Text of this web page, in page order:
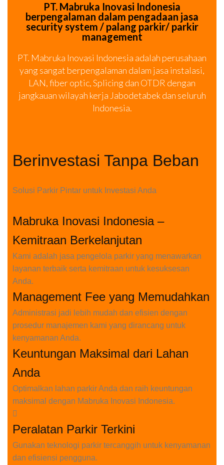
PT. Mabruka Inovasi Indonesia
berpengalaman dalam pengadaan jasa
security system / palang parkir/ parkir
management
PT. Mabruka Inovasi Indonesia adalah perusahaan
yang sangat berpengalaman dalam jasa instalasi,
LAN, fiber optic, Splicing dan OTDR dengan
jangkauan wilayah kerja Jabodetabek dan seluruh
Indonesia.
Berinvestasi Tanpa Beban
Solusi Parkir Pintar untuk Investasi Anda
Mabruka Inovasi Indonesia –
Kemitraan Berkelanjutan
Kami adalah jasa pengelola parkir yang menawarkan
layanan terbaik serta kemitraan untuk kesuksesan
Anda.
Management Fee yang Memudahkan
Administrasi jadi lebih mudah dan efisien dengan
prosedur manajemen kami yang dirancang untuk
kenyamanan Anda.
Keuntungan Maksimal dari Lahan
Anda
Optimalkan lahan parkir Anda dan raih keuntungan
maksimal dengan Mabruka Inovasi Indonesia.
Peralatan Parkir Terkini
Gunakan teknologi parkir tercanggih untuk kenyamanan
dan efisiensi pengguna.